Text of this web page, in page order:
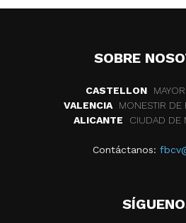
SOBRE
CASTELLON
VALENCIA
MONESTIR DE
ALICANTE
CIUDAD DE
Contáctanos: